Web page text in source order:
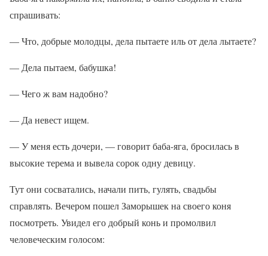
спрашивать:
— Что, добрые молодцы, дела пытаете иль от дела лытаете?
— Дела пытаем, бабушка!
— Чего ж вам надобно?
— Да невест ищем.
— У меня есть дочери, — говорит баба-яга, бросилась в
высокие терема и вывела сорок одну девицу.
Тут они сосватались, начали пить, гулять, свадьбы
справлять. Вечером пошел Заморышек на своего коня
посмотреть. Увидел его добрый конь и промолвил
человеческим голосом: